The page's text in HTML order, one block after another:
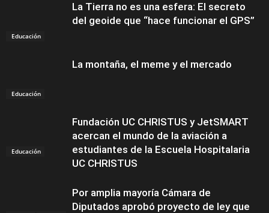
Educación
La Tierra no es una esfera: El secreto
del geoide que “hace funcionar el GPS”
Educación
La montaña, el meme y el mercado
Educación
Fundación UC CHRISTUS y JetSMART
acercan el mundo de la aviación a
estudiantes de la Escuela Hospitalaria
UC CHRISTUS
Por amplia mayoría Cámara de
Diputados aprobó proyecto de ley que